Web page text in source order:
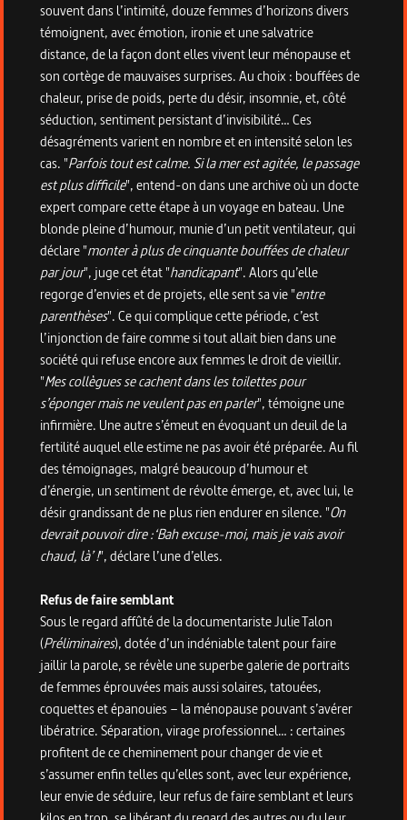
souvent dans l’intimité, douze femmes d’horizons divers
témoignent, avec émotion, ironie et une salvatrice
distance, de la façon dont elles vivent leur ménopause et
son cortège de mauvaises surprises. Au choix : bouffées de
chaleur, prise de poids, perte du désir, insomnie, et, côté
séduction, sentiment persistant d’invisibilité… Ces
désagréments varient en nombre et en intensité selon les
cas. "Parfois tout est calme. Si la mer est agitée, le passage
est plus difficile", entend-on dans une archive où un docte
expert compare cette étape à un voyage en bateau. Une
blonde pleine d’humour, munie d’un petit ventilateur, qui
déclare "monter à plus de cinquante bouffées de chaleur
par jour", juge cet état "handicapant". Alors qu’elle
regorge d’envies et de projets, elle sent sa vie "entre
parenthèses". Ce qui complique cette période, c’est
l’injonction de faire comme si tout allait bien dans une
société qui refuse encore aux femmes le droit de vieillir.
"Mes collègues se cachent dans les toilettes pour
s’éponger mais ne veulent pas en parler", témoigne une
infirmière. Une autre s’émeut en évoquant un deuil de la
fertilité auquel elle estime ne pas avoir été préparée. Au fil
des témoignages, malgré beaucoup d’humour et
d’énergie, un sentiment de révolte émerge, et, avec lui, le
désir grandissant de ne plus rien endurer en silence. "On
devrait pouvoir dire :‘Bah excuse-moi, mais je vais avoir
chaud, là’ !", déclare l’une d’elles.
Refus de faire semblant
Sous le regard affûté de la documentariste Julie Talon
(Préliminaires), dotée d’un indéniable talent pour faire
jaillir la parole, se révèle une superbe galerie de portraits
de femmes éprouvées mais aussi solaires, tatouées,
coquettes et épanouies – la ménopause pouvant s’avérer
libératrice. Séparation, virage professionnel… : certaines
profitent de ce cheminement pour changer de vie et
s’assumer enfin telles qu’elles sont, avec leur expérience,
leur envie de séduire, leur refus de faire semblant et leurs